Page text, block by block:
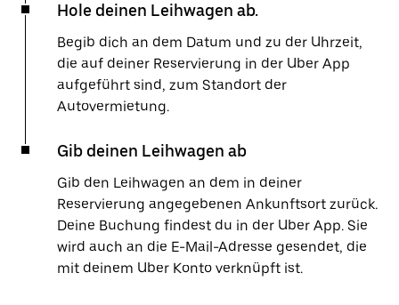
Hole deinen Leihwagen ab.
Begib dich an dem Datum und zu der Uhrzeit,
die auf deiner Reservierung in der Uber App
aufgeführt sind, zum Standort der
Autovermietung.
Gib deinen Leihwagen ab
Gib den Leihwagen an dem in deiner
Reservierung angegebenen Ankunftsort zurück.
Deine Buchung findest du in der Uber App. Sie
wird auch an die E-Mail-Adresse gesendet, die
mit deinem Uber Konto verknüpft ist.